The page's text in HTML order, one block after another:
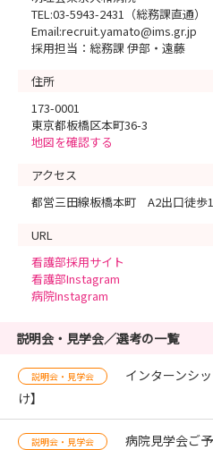
TEL:03-5943-2431（総務課直通）
Email:recruit.yamato@ims.gr.jp
採用担当：総務課 伊部・遠藤
住所
173-0001
東京都板橋区本町36-3
地図を確認する
アクセス
都営三田線板橋本町 A2出口徒歩
URL
看護部採用サイト
看護部Instagram
病院Instagram
説明会・見学会／選考の一覧
説明会・見学会
インターンシ
け】
説明会・見学会 病院見学会ご